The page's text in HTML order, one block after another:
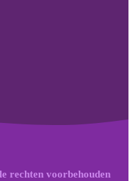
rechten voorbehouden